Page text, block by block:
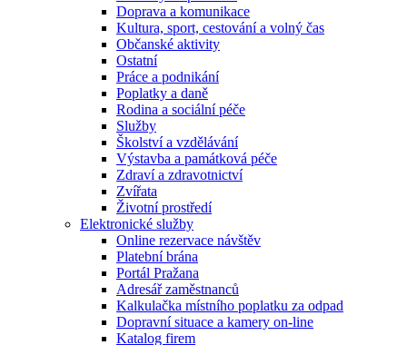
Doprava a komunikace
Kultura, sport, cestování a volný čas
Občanské aktivity
Ostatní
Práce a podnikání
Poplatky a daně
Rodina a sociální péče
Služby
Školství a vzdělávání
Výstavba a památková péče
Zdraví a zdravotnictví
Zvířata
Životní prostředí
Elektronické služby
Online rezervace návštěv
Platební brána
Portál Pražana
Adresář zaměstnanců
Kalkulačka místního poplatku za odpad
Dopravní situace a kamery on-line
Katalog firem